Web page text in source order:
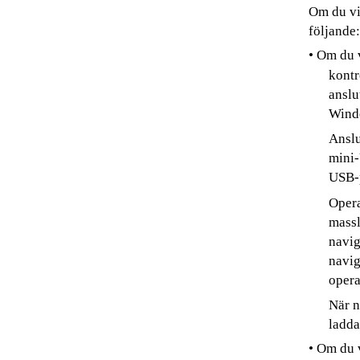
Om du
följande:
• Om
mini-
När
• Om